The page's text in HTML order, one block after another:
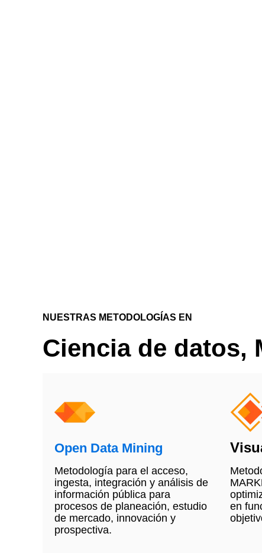
NUESTRAS METODOLOGÍAS EN
Ciencia de datos,
Open Data Mining
Metodología para el acceso,
ingesta, integración y análisis de
información pública para
procesos de planeación, estudio
de mercado, innovación y
prospectiva.
en